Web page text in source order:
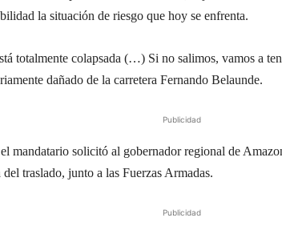
la situación de riesgo que hoy se enfrenta.
totalmente colapsada (…) Si no salimos, vamos a
dañado de la carretera Fernando Belaunde.
Publicidad
mandatario solicitó al gobernador regional de
del traslado, junto a las Fuerzas Armadas.
Publicidad